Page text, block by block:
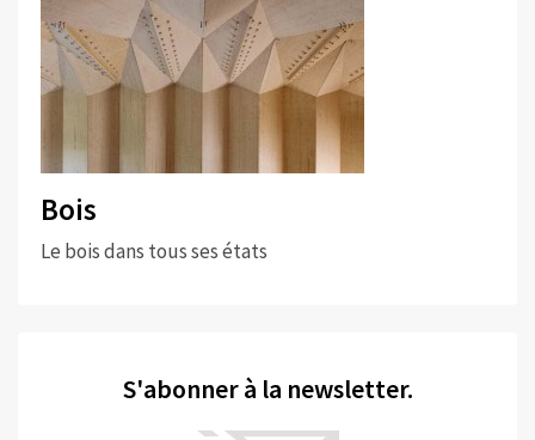
Bois
Le bois dans tous ses états
S'abonner à la newsletter.